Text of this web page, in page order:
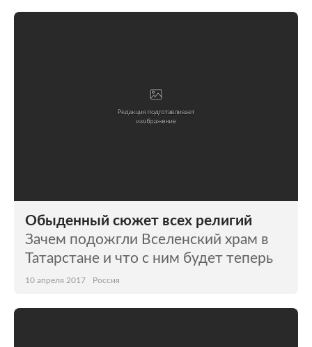
Обыденный сюжет всех религий
Зачем подожгли Вселенский храм в
Татарстане и что с ним будет теперь
10 апреля 2017 Россия